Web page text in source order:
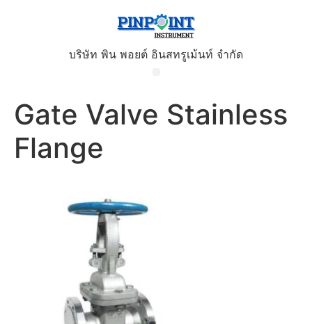
บริษัท พิน พอยต์ อินสทรูเม้นท์ จำกัด
Gate Valve Stainless
Flange